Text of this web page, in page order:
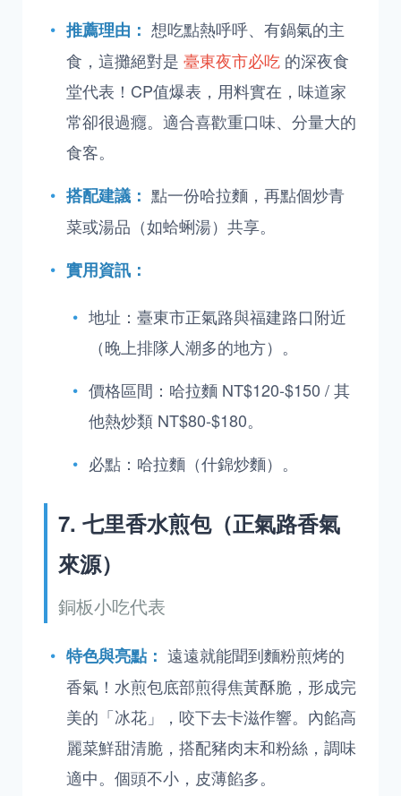
推薦理由： 想吃點熱呼呼、有鍋氣的主
食，這攤絕對是 臺東夜市必吃 的深夜食
堂代表！CP值爆表，用料實在，味道家
常卻很過癮。適合喜歡重口味、分量大的
食客。
搭配建議： 點一份哈拉麵，再點個炒青
菜或湯品（如蛤蜊湯）共享。
實用資訊：
地址：臺東市正氣路與福建路口附近
（晚上排隊人潮多的地方）。
價格區間：哈拉麵 NT$120-$150 / 其
他熱炒類 NT$80-$180。
必點：哈拉麵（什錦炒麵）。
7. 七里香水煎包（正氣路香氣
來源）
銅板小吃代表
特色與亮點： 遠遠就能聞到麵粉煎烤的
香氣！水煎包底部煎得焦黃酥脆，形成完
美的「冰花」，咬下去卡滋作響。內餡高
麗菜鮮甜清脆，搭配豬肉末和粉絲，調味
適中。個頭不小，皮薄餡多。